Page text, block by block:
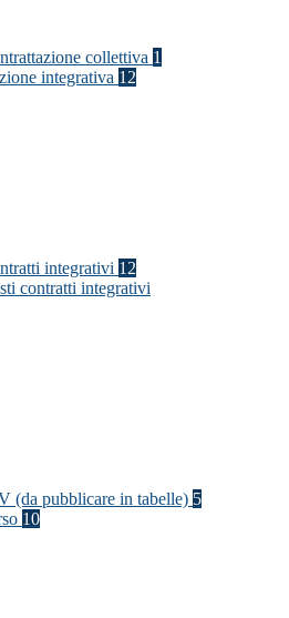
collettiva 1
integrativa 12
integrativi 12
contratti integrativi
(da pubblicare in tabelle) 5
10